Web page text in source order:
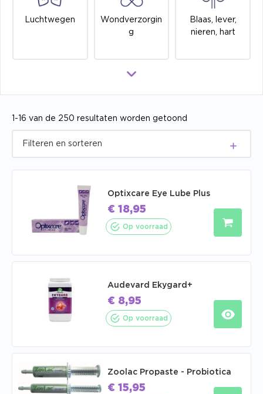
Luchtwegen
Wondverzorgin
g
Blaas, lever,
nieren, hart
1-16 van de 250 resultaten worden getoond
Optixcare Eye Lube Plus
€ 18,95
Op voorraad
Audevard Ekygard+
€ 8,95
Op voorraad
Zoolac Propaste - Probiotica
€ 15,95